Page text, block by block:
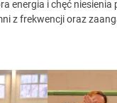
energia i chęć
z frekwencji oraz